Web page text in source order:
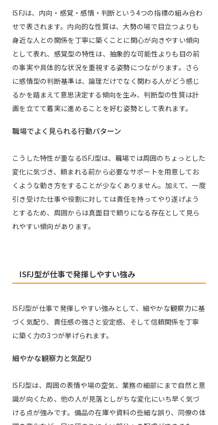
ISFJは、内向・感覚・感情・判断という4つの指標の組み合わ
せで表されます。内向的な性質は、大勢の場で目立つよりも
身近な人との関係を丁寧に築くことに関心が向きやすい傾向
として表れ、感覚型の特性は、抽象的な可能性よりも目の前
の事実や具体的な状況を重視する姿勢につながります。さら
に感情型の判断基準は、論理だけでなく関わる人がどう感じ
るかを踏まえて意思決定する傾向を生み、判断型の性質は計
画を立てて着実に進めることを好む姿勢として表れます。
職場でよく見られる行動パターン
こうした特性が重なるISFJ型は、職場では周囲のちょっとした
変化に気づき、頼まれる前から必要なサポートを用意してお
くような動き方をすることが少なくありません。加えて、一度
引き受けた仕事や役割に対しては責任を持ってやり遂げよう
とするため、周囲からは真面目で頼りになる存在として見ら
れやすい傾向があります。
ISFJ型が仕事で発揮しやすい強み
ISFJ型が仕事で発揮しやすい強みとして、細やかな観察力に基
づく気配り、責任感の強さと安定感、そして信頼関係を丁寧
に築く力の3つが挙げられます。
細やかな観察力と気配り
ISFJ型は、周囲の表情や場の空気、業務の細部にまで自然と意
識が向くため、他の人が見落としがちな変化にいち早く気づ
ける点が強みです。備品の在庫や資料の些細な誤り、同僚の体